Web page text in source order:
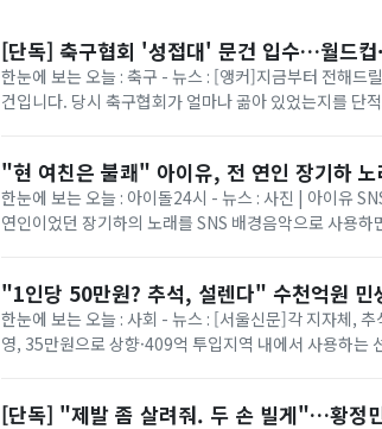
[단독] 축구협회 '성접대' 문건 입수…월드컵
한눈에 보는 오늘 : 축구 - 뉴스 : [앵커]지금부터 전해
건입니다. 당시 축구협회가 얼마나 곪아 있었는지를
"현 여친은 불쾌" 아이유, 전 연인 장기하
한눈에 보는 오늘 : 아이돌24시 - 뉴스 : 사진 | 아이유
연인이었던 장기하의 노래를 SNS 배경음악으로 사용하
"1인당 50만원? 추석, 설렌다" 수천억원 민
한눈에 보는 오늘 : 사회 - 뉴스 : [서울신문]각 지자체,
영, 35만원으로 상향·409억 투입지역 내에서 사용하는
[단독] "제발 좀 살려줘. 두 손 빌게"…황정